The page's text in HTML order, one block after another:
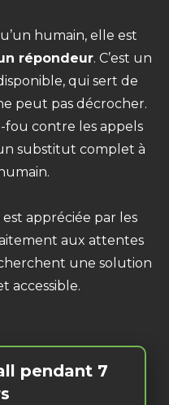
humain, elle est
répondeur. C’est un
qui sert de
peut pas décrocher.
contre les appels
substitut complet à
appréciée par les
aux attentes
une solution
accessible.
pendant 7